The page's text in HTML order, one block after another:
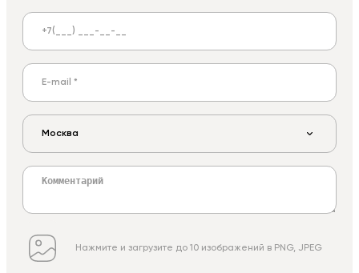
Москва
Нажмите и загрузите до 10 изображений в PNG, JPEG